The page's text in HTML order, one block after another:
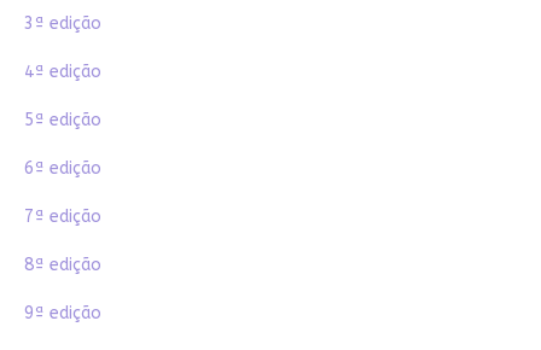
3ª edição
4ª edição
5ª edição
6ª edição
7ª edição
8ª edição
9ª edição